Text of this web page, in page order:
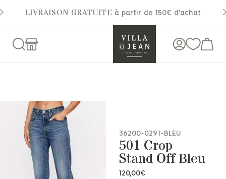
LIVRAISON GRATUITE à partir de 150€ d'achat
36200-0291-BLEU
501 Crop
Stand Off Bleu
120,00€